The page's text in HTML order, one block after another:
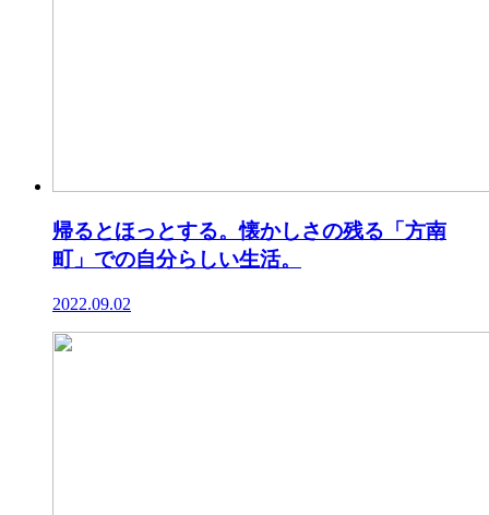
帰るとほっとする。懐かしさの残る「方南
町」での自分らしい生活。
2022.09.02